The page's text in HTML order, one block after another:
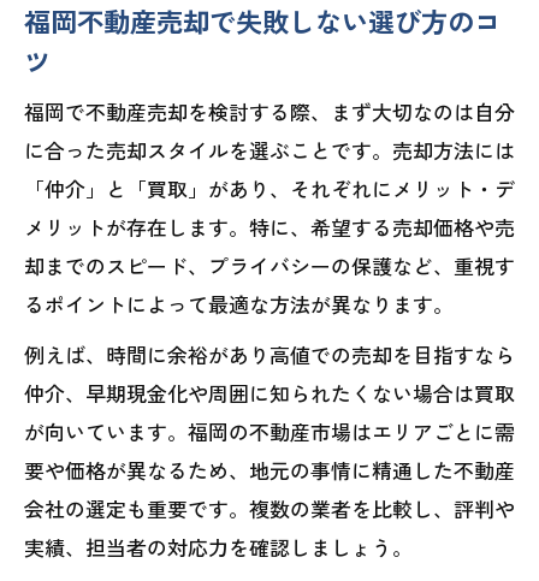
自分に合う福岡の不動産売却手法とは
マンション売る際の福岡での重要ポイン
ト
福岡市不動産売却で検討すべき選択肢
福岡不動産売却一括査定の使い方と効果
相続物件を福岡で売却する際の具体的手
順
選ぶべき福岡不動産売却のパターンを解説
福岡不動産売却パターンの特徴を比較解
説
スピード重視の不動産売却福岡活用法と
は
福岡不動産売却で失敗しない選び方のコ
ツ
福岡で不動産売却を検討する際、まず大切なのは自分
に合った売却スタイルを選ぶことです。売却方法には
「仲介」と「買取」があり、それぞれにメリット・デ
メリットが存在します。特に、希望する売却価格や売
却までのスピード、プライバシーの保護など、重視す
るポイントによって最適な方法が異なります。
例えば、時間に余裕があり高値での売却を目指すなら
仲介、早期現金化や周囲に知られたくない場合は買取
が向いています。福岡の不動産市場はエリアごとに需
要や価格が異なるため、地元の事情に精通した不動産
会社の選定も重要です。複数の業者を比較し、評判や
実績、担当者の対応力を確認しましょう。